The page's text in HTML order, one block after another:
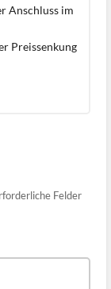
Anschluss im
Preissenkung
Felder